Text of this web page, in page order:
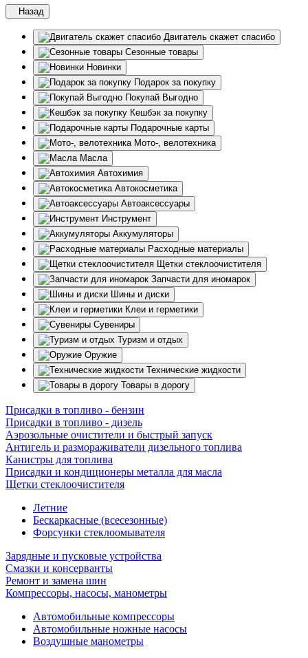
Назад
Двигатель скажет спасибо
Сезонные товары
Новинки
Подарок за покупку
Покупай Выгодно
Кешбэк за покупку
Подарочные карты
Мото-, велотехника
Масла
Автохимия
Автокосметика
Автоаксессуары
Инструмент
Аккумуляторы
Расходные материалы
Щетки стеклоочистителя
Запчасти для иномарок
Шины и диски
Клеи и герметики
Сувениры
Туризм и отдых
Оружие
Технические жидкости
Товары в дорогу
Присадки в топливо - бензин
Присадки в топливо - дизель
Аэрозольные очистители и быстрый запуск
Антигель и размораживатели дизельного топлива
Канистры для топлива
Присадки и кондиционеры металла для масла
Щетки стеклоочистителя
Летние
Бескаркасные (всесезонные)
Форсунки стеклоомывателя
Зарядные и пусковые устройства
Смазки и консерванты
Ремонт и замена шин
Компрессоры, насосы, манометры
Автомобильные компрессоры
Автомобильные ножные насосы
Воздушные манометры